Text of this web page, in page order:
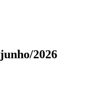
junho/2026